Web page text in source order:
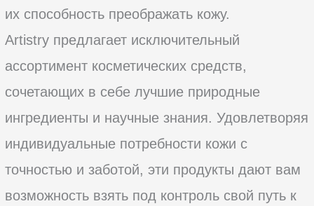
их способность преображать кожу.
Artistry предлагает исключительный
ассортимент косметических средств,
сочетающих в себе лучшие природные
ингредиенты и научные знания. Удовлетворяя
индивидуальные потребности кожи с
точностью и заботой, эти продукты дают вам
возможность взять под контроль свой путь к